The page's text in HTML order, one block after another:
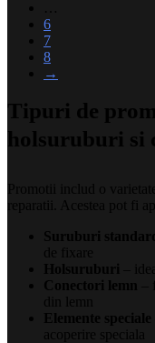
6
7
8
→
Tipuri de
holsuruburi si
Promotii includ o
reparatii. Acestea pot fi
Suruburi
de fixare
Holsuruburi –
Conectori lemn
–
din lemn
Elemente speciale
acoperire speciala